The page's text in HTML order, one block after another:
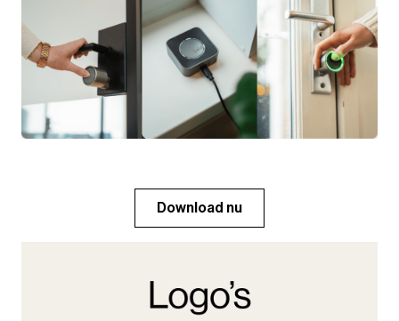
Download nu